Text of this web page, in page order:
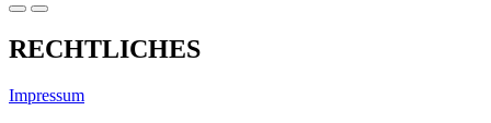
RECHTLICHES
Impressum